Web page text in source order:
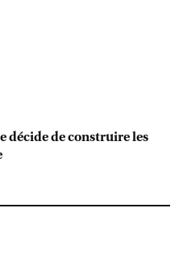
décide de construire les